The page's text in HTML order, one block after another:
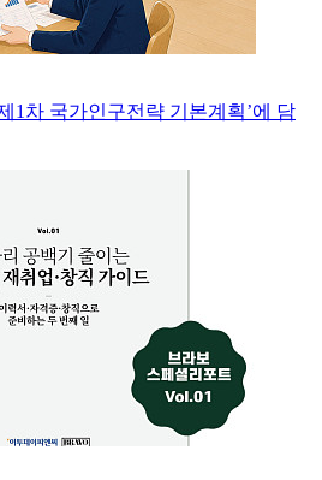
1차 국가인구전략 기본계획’에 담